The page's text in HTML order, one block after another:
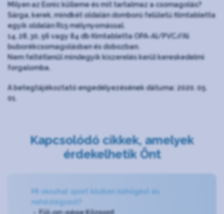
Milyen az Eonic külleme és mit tartalmaz a csomagolás?
Sárga, kerek, mindkét oldalán domború felületű filmtabletta
egyik oldalán R15 mélynyomással.
14, 28, 30, 56 vagy 84 db filmtabletta OPA-Al/PVC//Al
buborékcsomagolásban és dobozban.
Nem feltétlenül mindegyik kiszerelés kerül kereskedelmi
forgalomba.
A betegtájékoztató engedélyezésének dátuma: 2020. 05.
01.
Kapcsolódó cikkek, amelyek
érdekelhetik Önt
Mi okozhat sport közben köhögést és
nehézlégzést?